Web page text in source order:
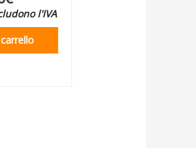
l'IVA